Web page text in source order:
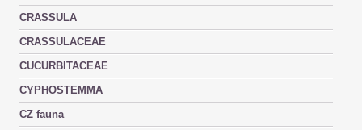
CRASSULA
CRASSULACEAE
CUCURBITACEAE
CYPHOSTEMMA
CZ fauna